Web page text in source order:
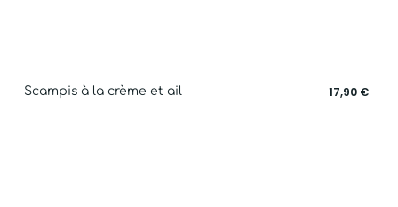
Scampis à la crème et ail 17,90 €